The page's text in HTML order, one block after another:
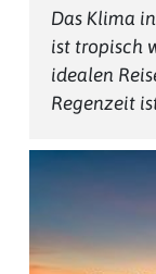
Das Klima
ist tropisch
idealen
Regenzeit